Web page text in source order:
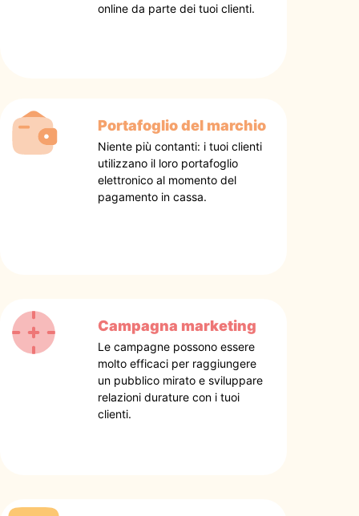
online da parte dei tuoi clienti.
Portafoglio del marchio
Niente più contanti: i tuoi clienti
utilizzano il loro portafoglio
elettronico al momento del
pagamento in cassa.
Campagna marketing
Le campagne possono essere
molto efficaci per raggiungere
un pubblico mirato e sviluppare
relazioni durature con i tuoi
clienti.